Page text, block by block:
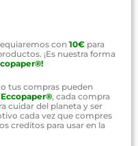
con 10€ para
¡Es nuestra forma
tus compras pueden
, cada compra
cuidar del planeta y ser
cada vez que compres
creditos para usar en la